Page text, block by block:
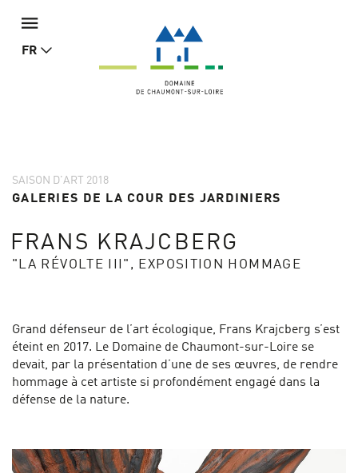
FR
SAISON D'ART 2018
GALERIES DE LA COUR DES JARDINIERS
FRANS KRAJCBERG
"LA RÉVOLTE III", EXPOSITION HOMMAGE
Grand défenseur de l’art écologique, Frans Krajcberg s’est
éteint en 2017. Le Domaine de Chaumont-sur-Loire se
devait, par la présentation d’une de ses œuvres, de rendre
hommage à cet artiste si profondément engagé dans la
défense de la nature.